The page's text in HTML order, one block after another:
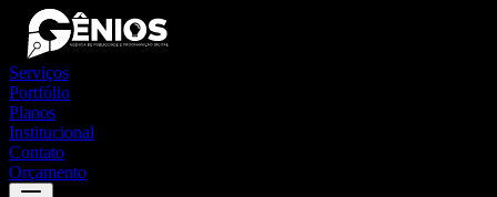
Serviços
Portfólio
Planos
Institucional
Contato
Orçamento